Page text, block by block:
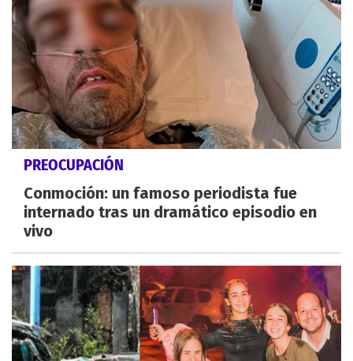
PREOCUPACIÓN
Conmoción: un famoso periodista fue
internado tras un dramático episodio en
vivo